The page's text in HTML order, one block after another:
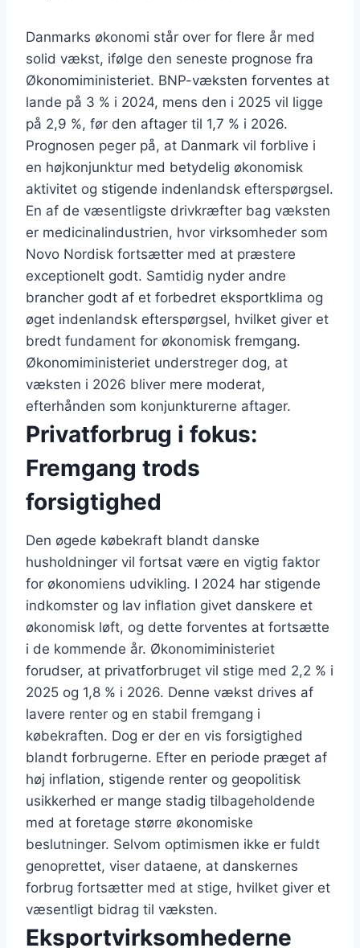
Danmarks økonomi står over for flere år med
solid vækst, ifølge den seneste prognose fra
Økonomiministeriet. BNP-væksten forventes at
lande på 3 % i 2024, mens den i 2025 vil ligge
på 2,9 %, før den aftager til 1,7 % i 2026.
Prognosen peger på, at Danmark vil forblive i
en højkonjunktur med betydelig økonomisk
aktivitet og stigende indenlandsk efterspørgsel.
En af de væsentligste drivkræfter bag væksten
er medicinalindustrien, hvor virksomheder som
Novo Nordisk fortsætter med at præstere
exceptionelt godt. Samtidig nyder andre
brancher godt af et forbedret eksportklima og
øget indenlandsk efterspørgsel, hvilket giver et
bredt fundament for økonomisk fremgang.
Økonomiministeriet understreger dog, at
væksten i 2026 bliver mere moderat,
efterhånden som konjunkturerne aftager.
Privatforbrug i fokus:
Fremgang trods
forsigtighed
Den øgede købekraft blandt danske
husholdninger vil fortsat være en vigtig faktor
for økonomiens udvikling. I 2024 har stigende
indkomster og lav inflation givet danskere et
økonomisk løft, og dette forventes at fortsætte
i de kommende år. Økonomiministeriet
forudser, at privatforbruget vil stige med 2,2 % i
2025 og 1,8 % i 2026. Denne vækst drives af
lavere renter og en stabil fremgang i
købekraften. Dog er der en vis forsigtighed
blandt forbrugerne. Efter en periode præget af
høj inflation, stigende renter og geopolitisk
usikkerhed er mange stadig tilbageholdende
med at foretage større økonomiske
beslutninger. Selvom optimismen ikke er fuldt
genoprettet, viser dataene, at danskernes
forbrug fortsætter med at stige, hvilket giver et
væsentligt bidrag til væksten.
Eksportvirksomhederne